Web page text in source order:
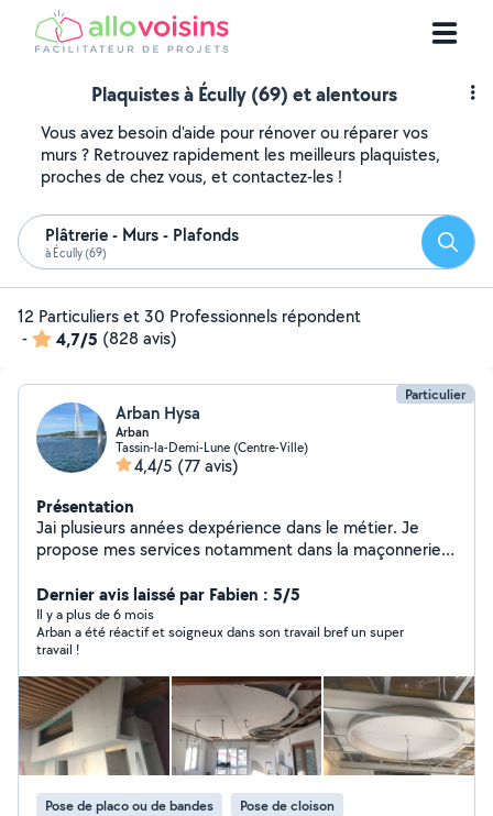
Plaquistes à Écully (69) et alentours
Vous avez besoin d'aide pour rénover ou réparer vos
murs ? Retrouvez rapidement les meilleurs plaquistes,
proches de chez vous, et contactez-les !
Plâtrerie - Murs - Plafonds
à Écully (69)
12 Particuliers et 30 Professionnels répondent
-
4,7/5 (828 avis)
Particulier
Arban Hysa
Arban
Tassin-la-Demi-Lune (Centre-Ville)
4,4/5 (77 avis)
Présentation
Jai plusieurs années dexpérience dans le métier. Je
propose mes services notamment dans la maçonnerie,
de placo, etc.
Dernier avis laissé par Fabien : 5/5
Il y a plus de 6 mois
Arban a été réactif et soigneux dans son travail bref un super
travail !
Pose de placo ou de bandes Pose de cloison